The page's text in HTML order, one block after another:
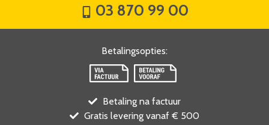
03 870 99 00
Betalingsopties:
Betaling na factuur
Gratis levering vanaf € 500